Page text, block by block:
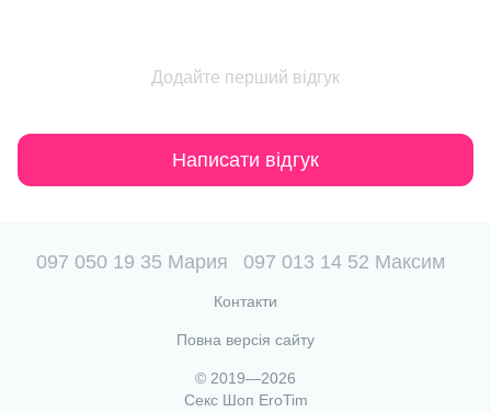
Додайте перший відгук
Написати відгук
097 050 19 35 Мария 097 013 14 52 Максим
Контакти
Повна версія сайту
© 2019—2026
Секс Шоп EroTim